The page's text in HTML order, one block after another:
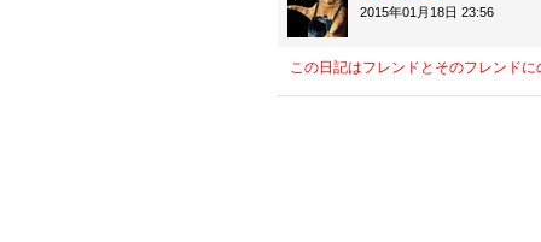
2015年01月18日 23:56
この日記はフレンドとそのフレンド